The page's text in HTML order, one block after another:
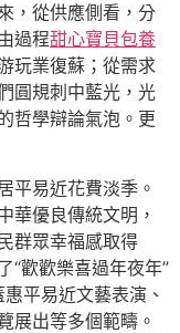
，從供應側看，分
過程甜心寶貝包養
玩業復蘇；從需求
圓規刺中藍光，光
哲學辯論氣泡。更
平易近花費淡季。
華優良傳統文明，
群眾幸福感取得
“歡歡樂喜過年夜年”
平易近文藝表演、
展出等多個範疇。